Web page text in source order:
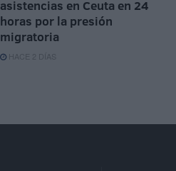
asistencias en Ceuta en 24
horas por la presión
migratoria
HACE 2 DÍAS